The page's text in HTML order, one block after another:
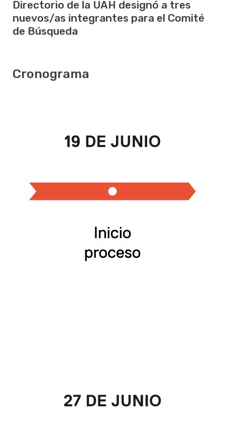
Directorio de la UAH designó a tres
nuevos/as integrantes para el Comité
de Búsqueda
Cronograma